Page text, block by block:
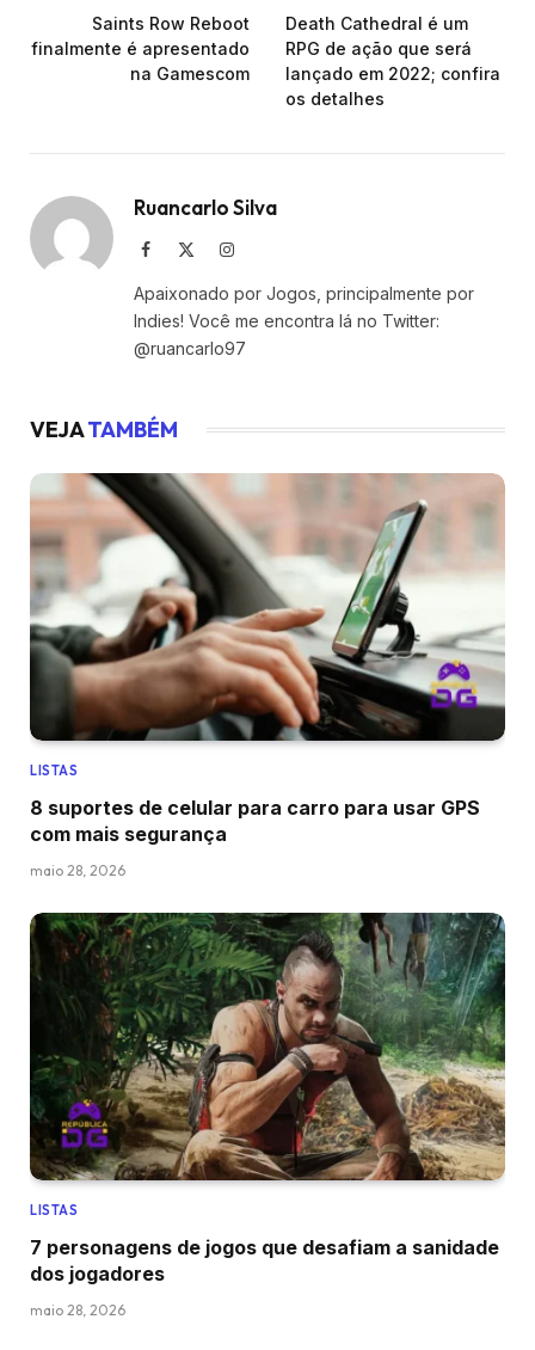
Saints Row Reboot
finalmente é apresentado
na Gamescom
Death Cathedral é um
RPG de ação que será
lançado em 2022; confira
os detalhes
Ruancarlo Silva
Facebook Instagram
Apaixonado por Jogos, principalmente por
Indies! Você me encontra lá no Twitter:
@ruancarlo97
VEJATAMBÉM
LISTAS
8 suportes de celular para carro para usar GPS
com mais segurança
maio 28, 2026
LISTAS
7 personagens de jogos que desafiam a sanidade
dos jogadores
maio 28, 2026